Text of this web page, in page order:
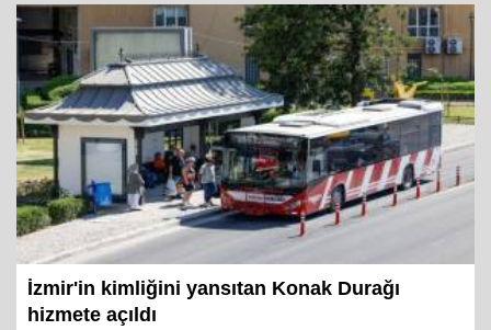
İzmir'in kimliğini yansıtan Konak Durağı
hizmete açıldı